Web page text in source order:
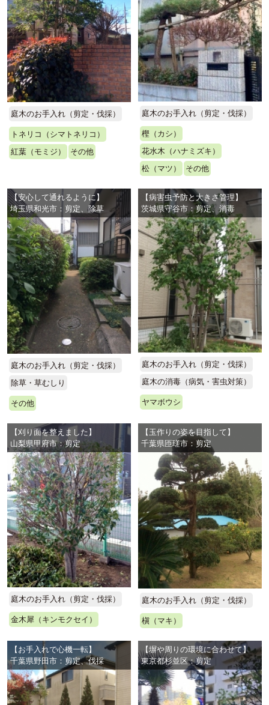
庭木のお手入れ（剪定・伐採）
トネリコ（シマトネリコ）
紅葉（モミジ）
その他
庭木のお手入れ（剪定・伐採）
樫（カシ）
花水木（ハナミズキ）
松（マツ）
その他
【安心して通れるように】
埼玉県和光市：剪定、除草
庭木のお手入れ（剪定・伐採）
除草・草むしり
その他
【病害虫予防と大きさ管理】
茨城県守谷市：剪定、消毒
庭木のお手入れ（剪定・伐採）
庭木の消毒（病気・害虫対策）
ヤマボウシ
【刈り面を整えました】
山梨県甲府市：剪定
庭木のお手入れ（剪定・伐採）
金木犀（キンモクセイ）
【玉作りの姿を目指して】
千葉県匝瑳市：剪定
庭木のお手入れ（剪定・伐採）
槇（マキ）
【お手入れで心機一転】
千葉県野田市：剪定、伐採
【塀や周りの環境に合わせて】
東京都杉並区：剪定